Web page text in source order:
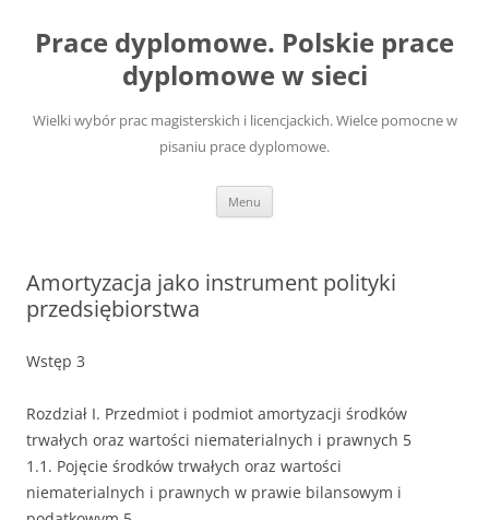
treści
Prace dyplomowe. Polskie prace
dyplomowe w sieci
Wielki wybór prac magisterskich i licencjackich. Wielce pomocne w
pisaniu prace dyplomowe.
Menu
Amortyzacja jako instrument polityki
przedsiębiorstwa
Wstęp 3
Rozdział I. Przedmiot i podmiot amortyzacji środków
trwałych oraz wartości niematerialnych i prawnych 5
1.1. Pojęcie środków trwałych oraz wartości
niematerialnych i prawnych w prawie bilansowym i